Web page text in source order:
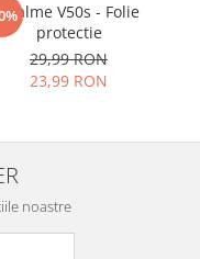
V50s - Folie
protectie
29,99 RON
23,99 RON
noastre